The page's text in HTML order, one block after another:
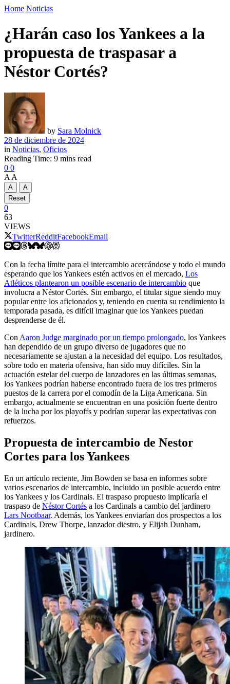
Home Noticias
¿Harán caso los Yankees a la
propuesta de traspasar a
Néstor Cortés?
by Sara Molnick
28 de diciembre de 2024
in Noticias, Oficios
Reading Time: 9 mins read
0 0
A A
A
A
Reset
0
63
VIEWS
TwitterRedditFacebookEmail
Con la fecha límite para el intercambio acercándose y todo el mundo
esperando que los Yankees estén activos en el mercado, Los
Atléticos plantearon un posible escenario de intercambio que
involucra a Néstor Cortés. Sin embargo, el titular sigue siendo muy
popular entre los aficionados y, teniendo en cuenta su rendimiento la
temporada pasada, es difícil imaginar que los Yankees puedan
desprenderse de él.
Con Aaron Judge marginado por un tiempo prolongado, los Yankees
han dependido de un grupo diverso de jugadores que no
necesariamente se ajustan a la necesidad del equipo. Los resultados,
sobre todo en materia ofensiva, han sido muy difíciles. Sin la
actuación estelar del cuerpo de lanzadores en las últimas semanas,
los Yankees podrían haberse encontrado fuera de los tres primeros
puestos de la carrera por el comodín de la Liga Americana. Sin
embargo, actualmente se encuentran en una posición fuerte dentro
de la lucha por los playoffs y podrían superar las expectativas con
refuerzos.
Propuesta de intercambio de Nestor
Cortes para los Yankees
En un artículo reciente, Jim Bowden se basa en informes sobre
varios escenarios de intercambio, incluido un posible acuerdo entre
los Yankees y los Cardinals. El traspaso propuesto implicaría el
traspaso de Néstor Cortés a los Cardinals a cambio del jardinero
Lars Nootbaar. Además, los Yankees enviarían dos prospectos a los
Cardinals, Drew Thorpe, lanzador diestro, y Elijah Dunham,
jardinero.